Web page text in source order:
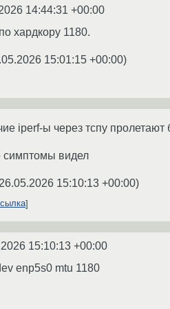
14:44:31 +00:00
хардкору 1180.
15:01:15 +00:00)
iperf-ы через тспу
симптомы видел
26.05.2026 15:10:13 +00:00)
15:10:13 +00:00
enp5s0 mtu 1180